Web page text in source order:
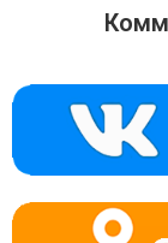
o
a
ss
ni
ki